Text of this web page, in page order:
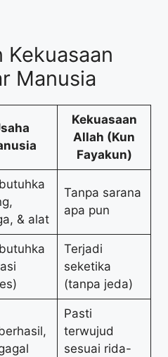
Kekuasaan
Manusia
Kekuasaan
Allah (Kun
Fayakun)
& alat
Tanpa sarana
apa pun
Terjadi
seketika
(tanpa jeda)
Pasti
terwujud
sesuai rida-